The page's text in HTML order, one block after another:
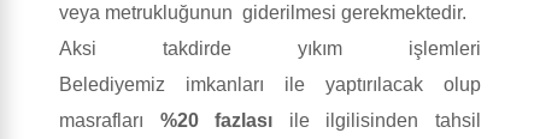
veya metrukluğunun giderilmesi gerekmektedir.
Aksi takdirde yıkım işlemleri
Belediyemiz imkanları ile yaptırılacak olup
masrafları %20 fazlası ile ilgilisinden tahsil